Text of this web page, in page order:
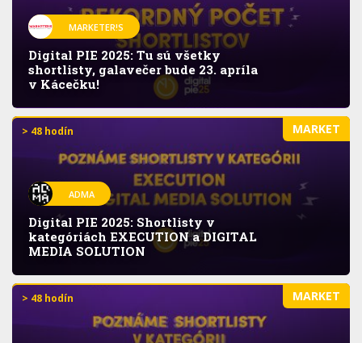
MARKETER!S
Digital PIE 2025: Tu sú všetky
shortlisty, galavečer bude 23. apríla
v Kácečku!
MARKET
> 48 hodín
ADMA
Digital PIE 2025: Shortlisty v
kategóriách EXECUTION a DIGITAL
MEDIA SOLUTION
MARKET
> 48 hodín